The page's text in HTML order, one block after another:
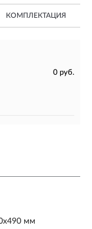
КОМПЛЕКТАЦИЯ
0 руб.
мм